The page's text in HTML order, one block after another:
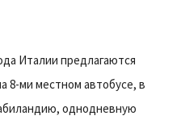
Италии предлагаются
8-ми местном автобусе, в
однодневную